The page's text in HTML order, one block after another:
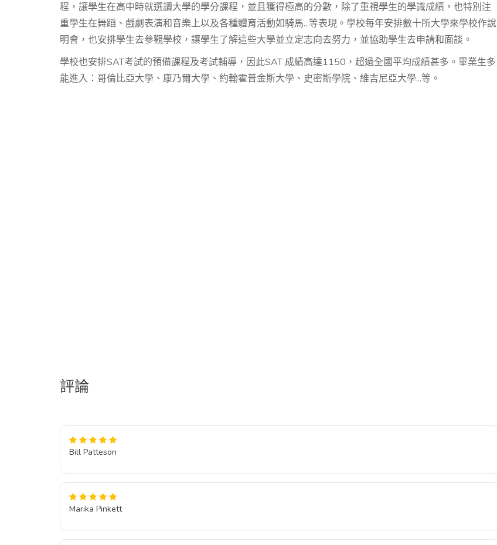
程，讓學生在高中時就選讀大學的學分課程，並且獲得極高的分數，除了重視學生的學識成績，也特別注
重學生在舞蹈、戲劇表演和音樂上以及各種體育活動如騎馬...等表現。學校每年安排數十所大學來學校作說
明會，也安排學生去參觀學校，讓學生了解這些大學並立定志向去努力，並協助學生去申請和面談。
學校也安排SAT考試的預備課程及考試輔導，因此SAT 成績高達1150，超過全國平均成績甚多。畢業生多
能進入：哥倫比亞大學、康乃爾大學、約翰霍普金斯大學、史密斯學院、維吉尼亞大學...等。
評論
Bill Patteson
Marika Pinkett